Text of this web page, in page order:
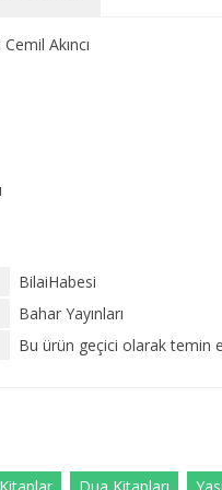
Akıncı
BilaiHabesi
Bahar Yayınları
Bu ürün geçici olarak temin